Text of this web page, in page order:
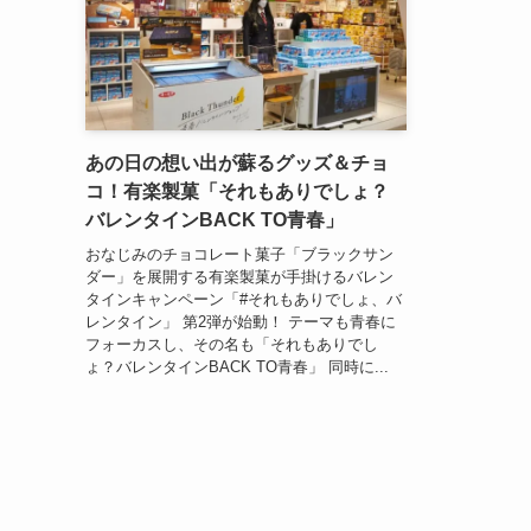
あの日の想い出が蘇るグッズ＆チョ
コ！有楽製菓「それもありでしょ？
バレンタインBACK TO青春」
おなじみのチョコレート菓子「ブラックサン
ダー」を展開する有楽製菓が手掛けるバレン
タインキャンペーン「#それもありでしょ、バ
レンタイン」 第2弾が始動！ テーマも青春に
フォーカスし、その名も「それもありでし
ょ？バレンタインBACK TO青春」 同時に...